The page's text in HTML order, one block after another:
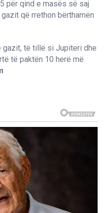
për qind e masës së saj
që rrethon bërthamën
gazit, të tillë si Jupiteri dhe
të paktën 10 herë më